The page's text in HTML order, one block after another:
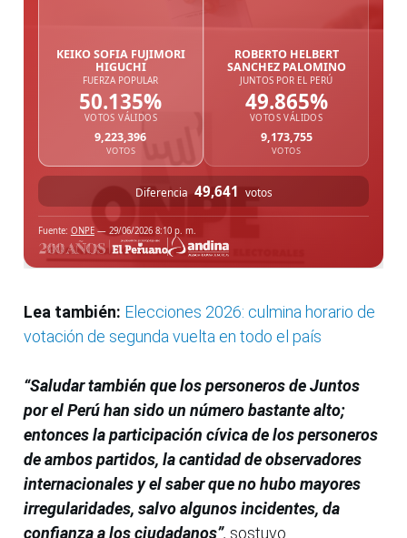
Lea también: Elecciones 2026: culmina horario de
votación de segunda vuelta en todo el país
“Saludar también que los personeros de Juntos
por el Perú han sido un número bastante alto;
entonces la participación cívica de los personeros
de ambos partidos, la cantidad de observadores
internacionales y el saber que no hubo mayores
irregularidades, salvo algunos incidentes, da
confianza a los ciudadanos”, sostuvo.